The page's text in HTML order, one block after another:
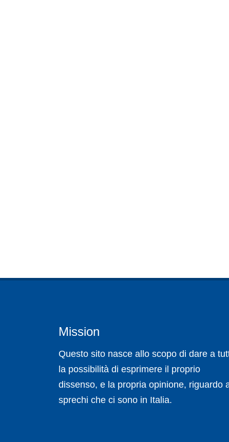
Mission
Questo sito nasce allo scopo di dare a
la possibilità di esprimere il proprio
dissenso, e la propria opinione, riguardo
sprechi che ci sono in Italia.